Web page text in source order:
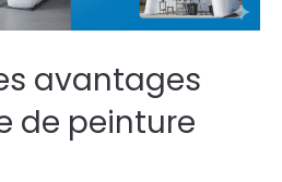
avantages
de peinture